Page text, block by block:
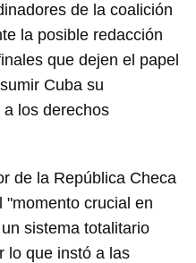
de la coalición
la posible redacción
que dejen el papel
Cuba su
los derechos
de la República Checa
"momento crucial en
sistema totalitario
lo que instó a las